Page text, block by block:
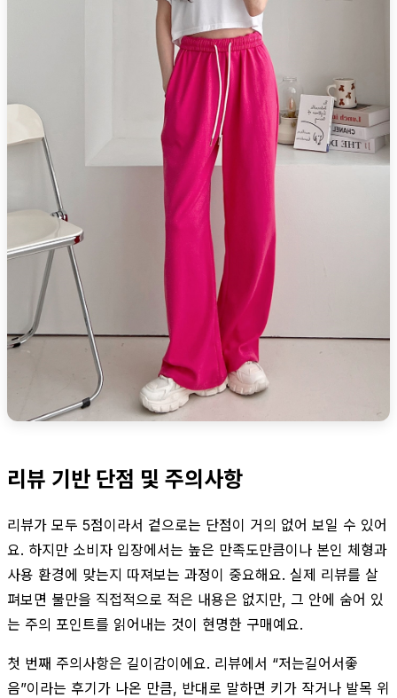
리뷰 기반 단점 및 주의사항
리뷰가 모두 5점이라서 겉으로는 단점이 거의 없어 보일 수 있어
요. 하지만 소비자 입장에서는 높은 만족도만큼이나 본인 체형과
사용 환경에 맞는지 따져보는 과정이 중요해요. 실제 리뷰를 살
펴보면 불만을 직접적으로 적은 내용은 없지만, 그 안에 숨어 있
는 주의 포인트를 읽어내는 것이 현명한 구매예요.
첫 번째 주의사항은 길이감이에요. 리뷰에서 “저는길어서좋
음”이라는 후기가 나온 만큼, 반대로 말하면 키가 작거나 발목 위